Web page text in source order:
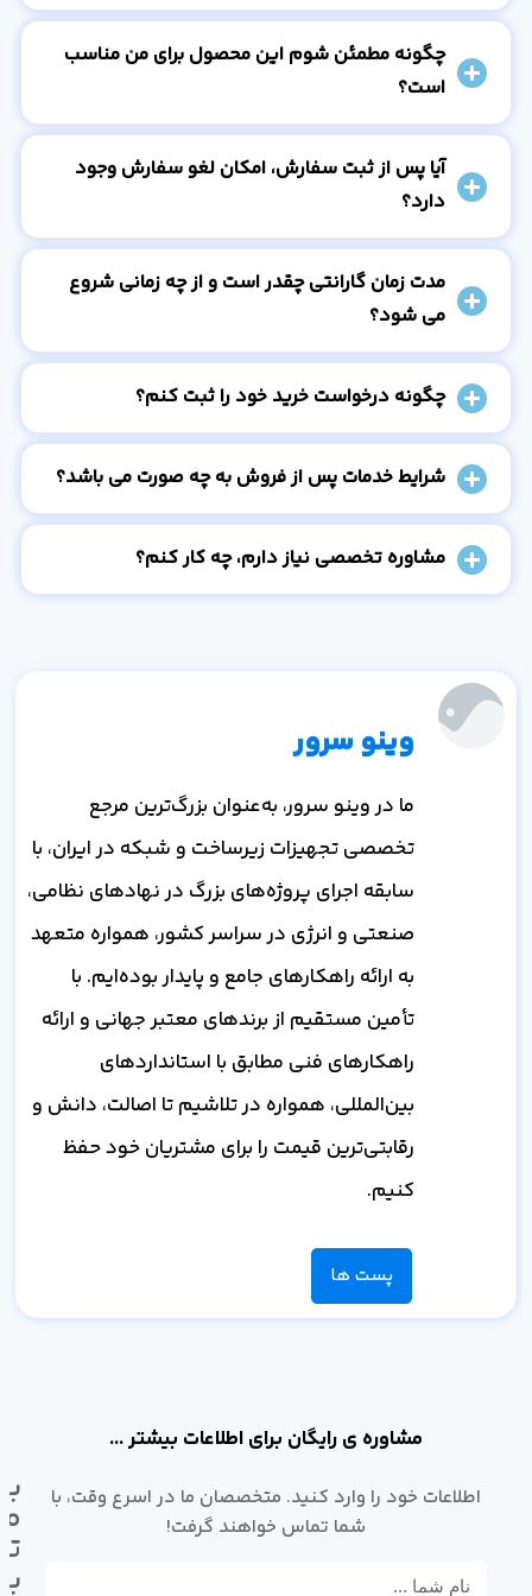
چگونه مطمئن شوم این محصول برای من مناسب
است؟
آیا پس از ثبت سفارش، امکان لغو سفارش وجود
دارد؟
مدت زمان گارانتی چقدر است و از چه زمانی شروع
می شود؟
چگونه درخواست خرید خود را ثبت کنم؟
شرایط خدمات پس از فروش به چه صورت می باشد؟
مشاوره تخصصی نیاز دارم، چه کار کنم؟
وینو سرور
ما در وینو سرور، به‌عنوان بزرگ‌ترین مرجع
تخصصی تجهیزات زیرساخت و شبکه در ایران، با
سابقه اجرای پروژه‌های بزرگ در نهادهای نظامی،
صنعتی و انرژی در سراسر کشور، همواره متعهد
به ارائه راهکارهای جامع و پایدار بوده‌ایم. با
تأمین مستقیم از برندهای معتبر جهانی و ارائه
راهکارهای فنی مطابق با استانداردهای
بین‌المللی، همواره در تلاشیم تا اصالت، دانش و
رقابتی‌ترین قیمت را برای مشتریان خود حفظ
کنیم.
پست ها
مشاوره ی رایگان برای اطلاعات بیشتر ...
اطلاعات خود را وارد کنید. متخصصان ما در اسرع وقت، با
شما تماس خواهند گرفت!
با